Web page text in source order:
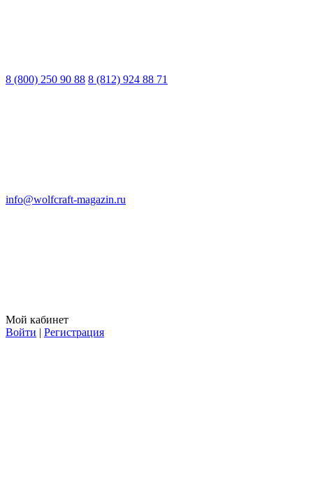
8 (800) 250 90 88 8 (812) 924 88 71
info@wolfcraft-magazin.ru
Мой кабинет
Войти | Регистрация